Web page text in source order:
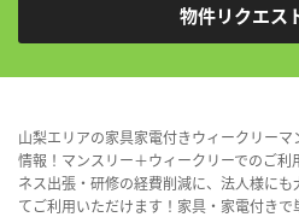
物件リクエス
山梨エリアの家具家電付きウィークリー
情報！マンスリー＋ウィークリーでのご
ネス出張・研修の経費削減に、法人様に
てご利用いただけます！家具・家電付きで